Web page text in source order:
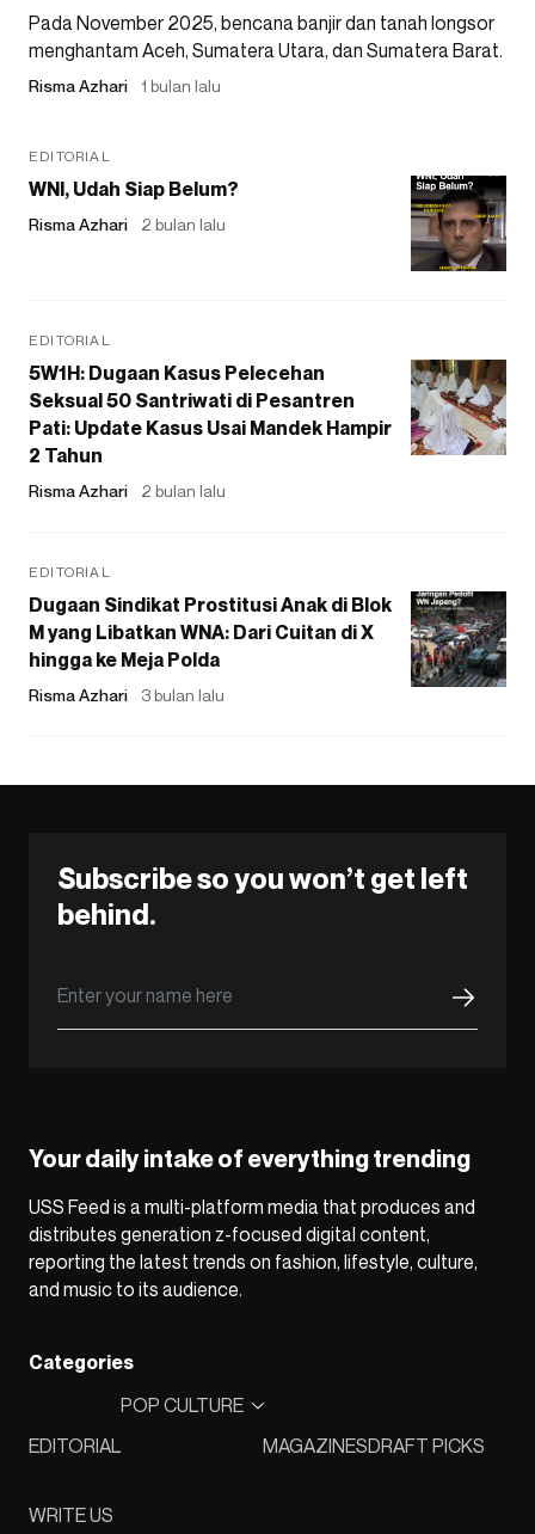
Pada November 2025, bencana banjir dan tanah longsor
menghantam Aceh, Sumatera Utara, dan Sumatera Barat.
Risma Azhari 1 bulan lalu
EDITORIAL
WNI, Udah Siap Belum?
Risma Azhari 2 bulan lalu
EDITORIAL
5W1H: Dugaan Kasus Pelecehan
Seksual 50 Santriwati di Pesantren
Pati: Update Kasus Usai Mandek Hampir
2 Tahun
Risma Azhari 2 bulan lalu
EDITORIAL
Dugaan Sindikat Prostitusi Anak di Blok
M yang Libatkan WNA: Dari Cuitan di X
hingga ke Meja Polda
Risma Azhari 3 bulan lalu
Subscribe so you won’t get left
behind.
Your daily intake of everything trending
USS Feed is a multi-platform media that produces and
distributes generation z-focused digital content,
reporting the latest trends on fashion, lifestyle, culture,
and music to its audience.
Categories
EDITORIAL
POP CULTURE
MAGAZINESDRAFT PICKS
WRITE US